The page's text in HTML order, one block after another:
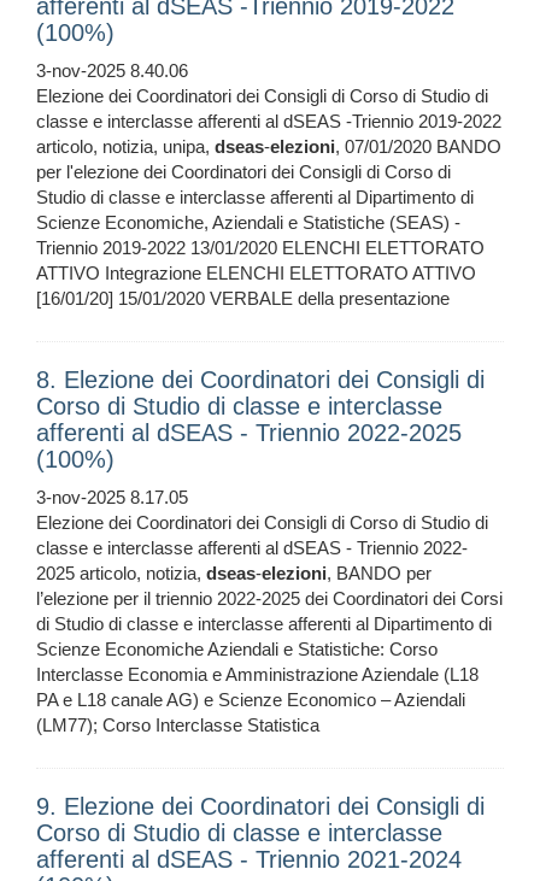
afferenti al dSEAS -Triennio 2019-2022
(100%)
3-nov-2025 8.40.06
Elezione dei Coordinatori dei Consigli di Corso di Studio di
classe e interclasse afferenti al dSEAS -Triennio 2019-2022
articolo, notizia, unipa, dseas-elezioni, 07/01/2020 BANDO
per l'elezione dei Coordinatori dei Consigli di Corso di
Studio di classe e interclasse afferenti al Dipartimento di
Scienze Economiche, Aziendali e Statistiche (SEAS) -
Triennio 2019-2022 13/01/2020 ELENCHI ELETTORATO
ATTIVO Integrazione ELENCHI ELETTORATO ATTIVO
[16/01/20] 15/01/2020 VERBALE della presentazione
8. Elezione dei Coordinatori dei Consigli di
Corso di Studio di classe e interclasse
afferenti al dSEAS - Triennio 2022-2025
(100%)
3-nov-2025 8.17.05
Elezione dei Coordinatori dei Consigli di Corso di Studio di
classe e interclasse afferenti al dSEAS - Triennio 2022-
2025 articolo, notizia, dseas-elezioni, BANDO per
l’elezione per il triennio 2022-2025 dei Coordinatori dei Corsi
di Studio di classe e interclasse afferenti al Dipartimento di
Scienze Economiche Aziendali e Statistiche: Corso
Interclasse Economia e Amministrazione Aziendale (L18
PA e L18 canale AG) e Scienze Economico – Aziendali
(LM77); Corso Interclasse Statistica
9. Elezione dei Coordinatori dei Consigli di
Corso di Studio di classe e interclasse
afferenti al dSEAS - Triennio 2021-2024